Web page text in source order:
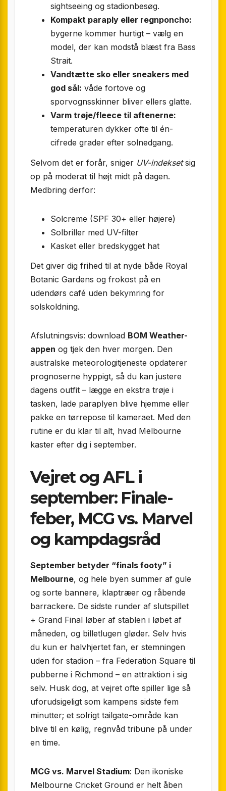
sightseeing og stadionbesøg.
Kompakt paraply eller regnponcho:
bygerne kommer hurtigt – vælg en
model, der kan modstå blæst fra Bass
Strait.
Vandtætte sko eller sneakers med
god sål: våde fortove og
sporvognsskinner bliver ellers glatte.
Varm trøje/fleece til aftenerne:
temperaturen dykker ofte til én-
cifrede grader efter solnedgang.
Selvom det er forår, sniger UV-indeksetsig
op på moderat til højt midt på dagen.
Medbring derfor:
Solcreme (SPF 30+ eller højere)
Solbriller med UV-filter
Kasket eller bredskygget hat
Det giver dig frihed til at nyde både Royal
Botanic Gardens og frokost på en
udendørs café uden bekymring for
solskoldning.
Afslutningsvis: download BOM Weather-
appen og tjek den hver morgen. Den
australske meteorologitjeneste opdaterer
prognoserne hyppigt, så du kan justere
dagens outfit – lægge en ekstra trøje i
tasken, lade paraplyen blive hjemme eller
pakke en tørrepose til kameraet. Med den
rutine er du klar til alt, hvad Melbourne
kaster efter dig i september.
Vejret og AFL i
september: Finale-
feber, MCG vs. Marvel
og kampdagsråd
September betyder “finals footy” i
Melbourne, og hele byen summer af gule
og sorte bannere, klaptræer og råbende
barrackere. De sidste runder af slutspillet
+ Grand Final løber af stablen i løbet af
måneden, og billetlugen gløder. Selv hvis
du kun er halvhjertet fan, er stemningen
uden for stadion – fra Federation Square til
pubberne i Richmond – en attraktion i sig
selv. Husk dog, at vejret ofte spiller lige så
uforudsigeligt som kampens sidste fem
minutter; et solrigt tailgate-område kan
blive til en kølig, regnvåd tribune på under
en time.
MCG vs. Marvel Stadium: Den ikoniske
Melbourne Cricket Ground er helt åben